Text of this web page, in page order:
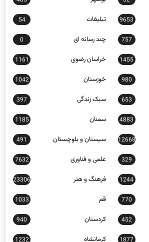
32 بوشهر 485
9653 تبلیغات 54
757 چند رسانه ای 0
1455 خراسان رضوی 1161
980 خوزستان 1042
653 سبک زندگی 397
4883 سمنان 1185
12668 سیستان و بلوچستان 491
329 علمی و فناوری 7632
1244 فرهنگ و هنر 23306
770 قم 1033
452 کردستان 940